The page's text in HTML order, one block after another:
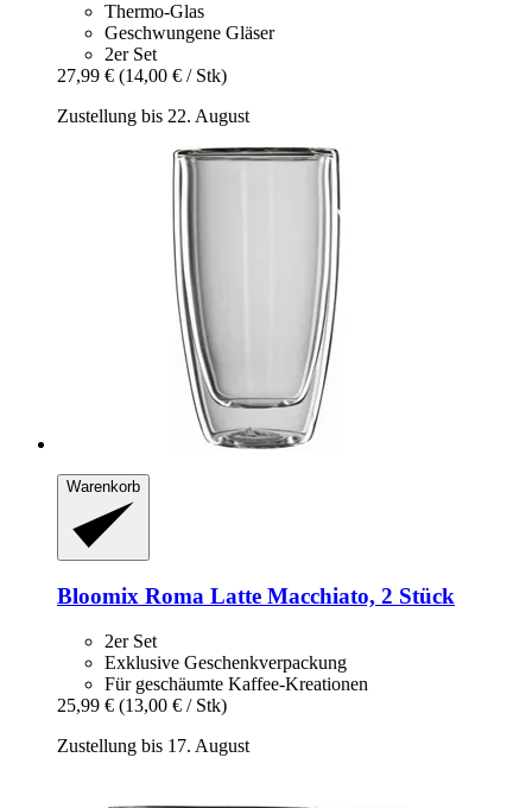
Thermo-Glas
Geschwungene Gläser
2er Set
27,99 € (14,00 € / Stk)
Zustellung bis 22. August
Warenkorb
Bloomix Roma Latte Macchiato, 2 Stück
2er Set
Exklusive Geschenkverpackung
Für geschäumte Kaffee-Kreationen
25,99 € (13,00 € / Stk)
Zustellung bis 17. August